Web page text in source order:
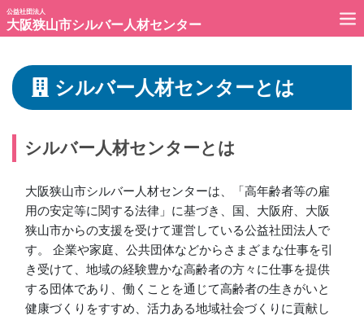
公益社団法人
大阪狭山市シルバー人材センター
シルバー人材センターとは
シルバー人材センターとは
大阪狭山市シルバー人材センターは、「高年齢者等の雇
用の安定等に関する法律」に基づき、国、大阪府、大阪
狭山市からの支援を受けて運営している公益社団法人で
す。 企業や家庭、公共団体などからさまざまな仕事を引
き受けて、地域の経験豊かな高齢者の方々に仕事を提供
する団体であり、働くことを通じて高齢者の生きがいと
健康づくりをすすめ、活力ある地域社会づくりに貢献し